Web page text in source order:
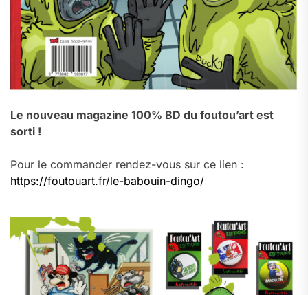
Le nouveau magazine 100% BD du foutou’art est
sorti !
Pour le commander rendez-vous sur ce lien :
https://foutouart.fr/le-babouin-dingo/